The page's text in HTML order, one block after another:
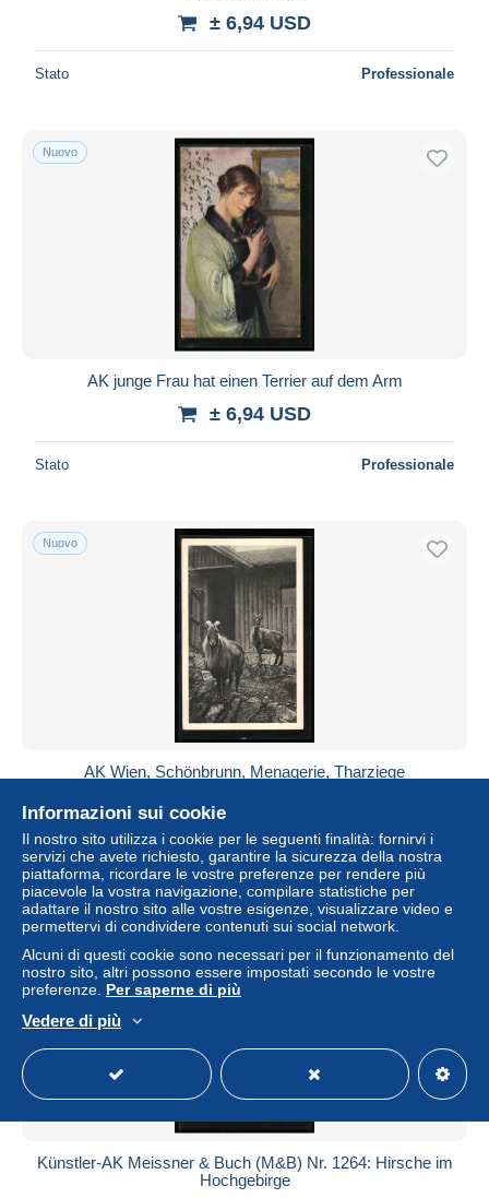
± 6,94 USD
Stato Professionale
Nuovo
AK junge Frau hat einen Terrier auf dem Arm
± 6,94 USD
Stato Professionale
Nuovo
AK Wien, Schönbrunn, Menagerie, Tharziege
± 5,78 USD
Stato Professionale
Nuovo
Künstler-AK Meissner & Buch (M&B) Nr. 1264: Hirsche im
Hochgebirge
Informazioni sui cookie
Il nostro sito utilizza i cookie per le seguenti finalità: fornirvi i
servizi che avete richiesto, garantire la sicurezza della nostra
piattaforma, ricordare le vostre preferenze per rendere più
piacevole la vostra navigazione, compilare statistiche per
adattare il nostro sito alle vostre esigenze, visualizzare video e
permettervi di condividere contenuti sui social network.
Alcuni di questi cookie sono necessari per il funzionamento del
nostro sito, altri possono essere impostati secondo le vostre
preferenze. Per saperne di più
Vedere di più